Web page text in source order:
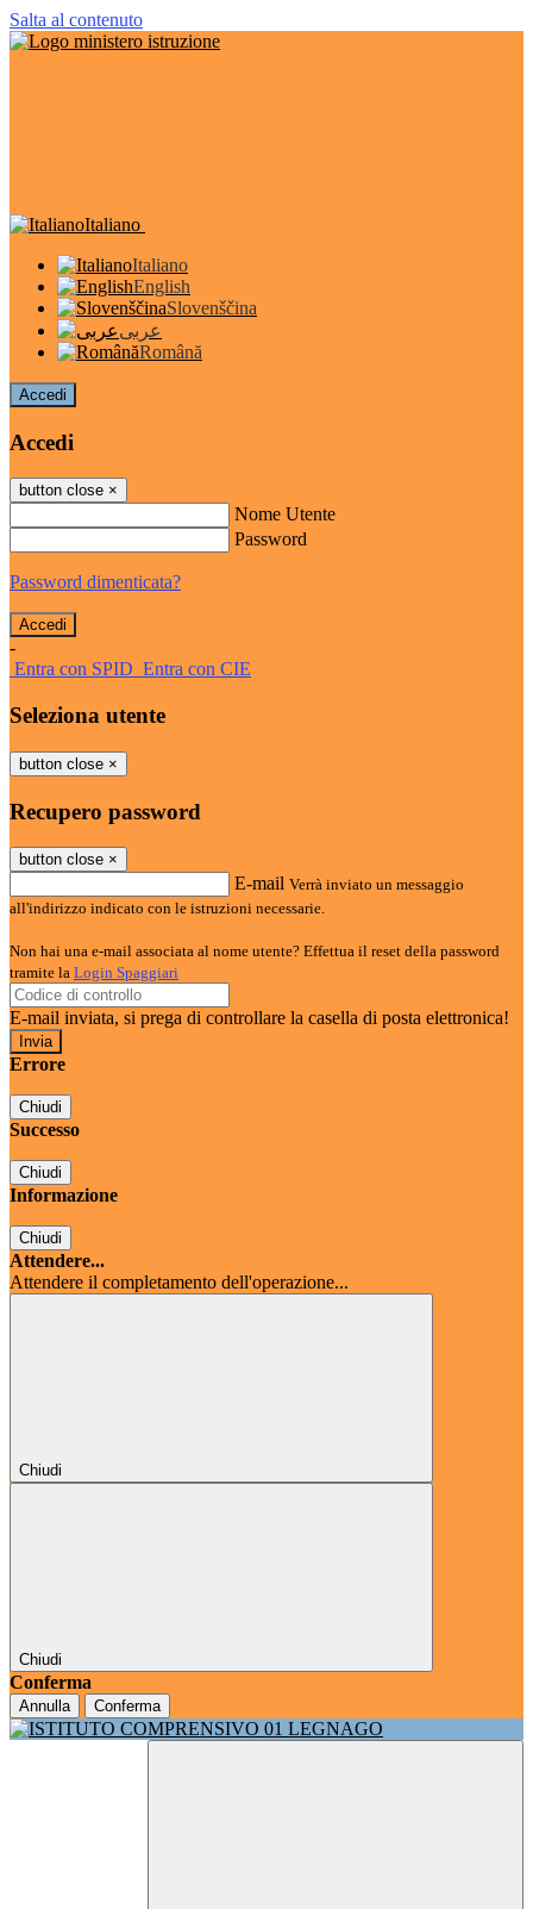
Salta al contenuto
Italiano
Italiano
English
Slovenščina
عربى
Română
Accedi
Accedi
button close ×
Nome Utente
Password
Password dimenticata?
-
Entra con SPID Entra con CIE
Seleziona utente
button close ×
Recupero password
button close ×
E-mail Verrà inviato un messaggio
all'indirizzo indicato con le istruzioni necessarie.
Non hai una e-mail associata al nome utente? Effettua il reset della password
tramite la Login Spaggiari
E-mail inviata, si prega di controllare la casella di posta elettronica!
Errore
Chiudi
Successo
Chiudi
Informazione
Chiudi
Attendere...
Attendere il completamento dell'operazione...
Chiudi
Chiudi
Conferma
Annulla Conferma